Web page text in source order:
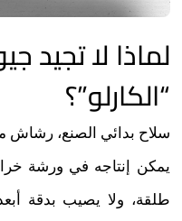
لماذا لا تجيد
“الكارلو”؟
سلاح بدائي الصنع، رشاش
يمكن إنتاجه في ورشة
طلقة، ولا يصيب بدقة